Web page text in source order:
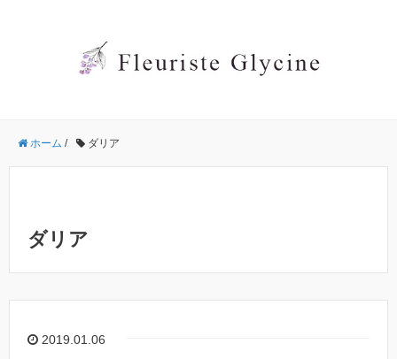
ホーム / ダリア
ダリア
2019.01.06